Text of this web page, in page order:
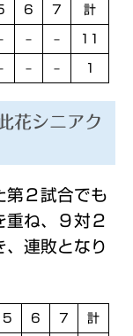
6 7 計
– – 11
– – 1
花シニアク
第２試合でも
重ね、９対２
、連敗となり
5 6 7 計